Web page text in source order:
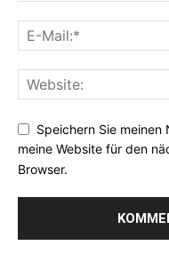
Speichern Sie meinen
meine Website für den
Browser.